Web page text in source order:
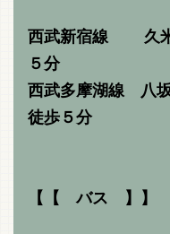
西武新宿線 久
５分
西武多摩湖
徒歩５分
【【 バス 】】